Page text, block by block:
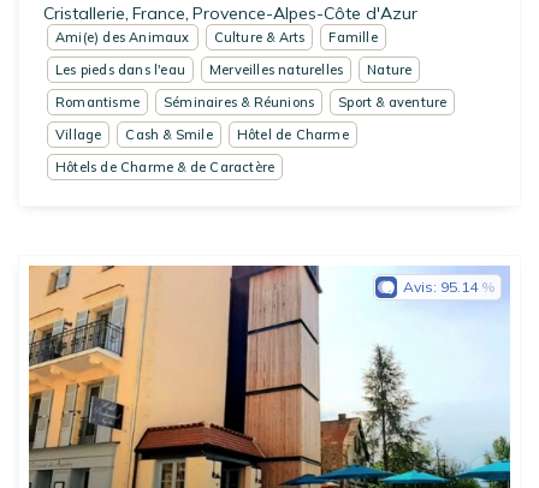
Cristallerie France Provence-Alpes-Côte d'Azur
Ami(e) des Animaux Culture & Arts
Famille
Les pieds dans l'eau
Merveilles naturelles
Nature
Romantisme
Séminaires & Réunions
Sport & aventure
Village
Cash & Smile
Hôtel de Charme
Hôtels de Charme & de Caractère
Avis: 95.14